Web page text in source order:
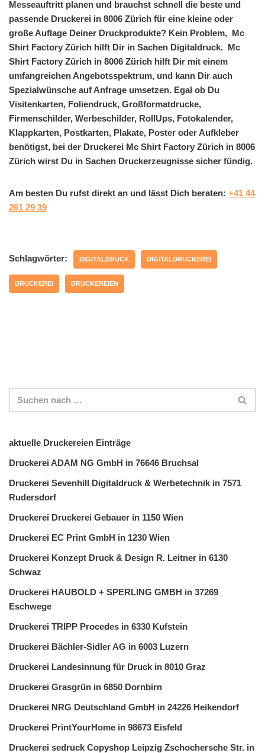
Messeauftritt planen und brauchst schnell die beste und
passende Druckerei in 8006 Zürich für eine kleine oder
große Auflage Deiner Druckprodukte? Kein Problem, Mc
Shirt Factory Zürich hilft Dir in Sachen Digitaldruck. Mc
Shirt Factory Zürich in 8006 Zürich hilft Dir mit einem
umfangreichen Angebotsspektrum, und kann Dir auch
Spezialwünsche auf Anfrage umsetzen. Egal ob Du
Visitenkarten, Foliendruck, Großformatdrucke,
Firmenschilder, Werbeschilder, RollUps, Fotokalender,
Klappkarten, Postkarten, Plakate, Poster oder Aufkleber
benötigst, bei der Druckerei Mc Shirt Factory Zürich in 8006
Zürich wirst Du in Sachen Druckerzeugnisse sicher fündig.
Am besten Du rufst direkt an und lässt Dich beraten: +41 44
261 29 39
Schlagwörter: DIGITALDRUCK DIGITALDRUCKEREI
DRUCKEREI DRUCKEREIEN
aktuelle Druckereien Einträge
Druckerei ADAM NG GmbH in 76646 Bruchsal
Druckerei Sevenhill Digitaldruck & Werbetechnik in 7571
Rudersdorf
Druckerei Druckerei Gebauer in 1150 Wien
Druckerei EC Print GmbH in 1230 Wien
Druckerei Konzept Druck & Design R. Leitner in 6130
Schwaz
Druckerei HAUBOLD + SPERLING GMBH in 37269
Eschwege
Druckerei TRIPP Procedes in 6330 Kufstein
Druckerei Bächler-Sidler AG in 6003 Luzern
Druckerei Landesinnung für Druck in 8010 Graz
Druckerei Grasgrün in 6850 Dornbirn
Druckerei NRG Deutschland GmbH in 24226 Heikendorf
Druckerei PrintYourHome in 98673 Eisfeld
Druckerei sedruck Copyshop Leipzig Zschochersche Str. in